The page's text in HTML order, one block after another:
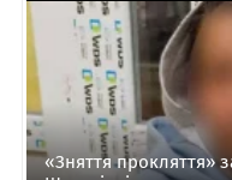
«Зняття прокляття»